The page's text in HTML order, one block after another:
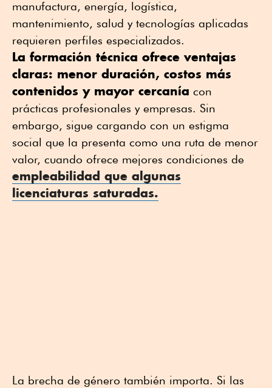
manufactura, energía, logística,
mantenimiento, salud y tecnologías aplicadas
requieren perfiles especializados.
La formación técnica ofrece ventajas
claras: menor duración, costos más
contenidos y mayor cercanía con
prácticas profesionales y empresas. Sin
embargo, sigue cargando con un estigma
social que la presenta como una ruta de menor
valor, cuando ofrece mejores condiciones de
empleabilidad que algunas
licenciaturas saturadas.
La brecha de género también importa. Si las